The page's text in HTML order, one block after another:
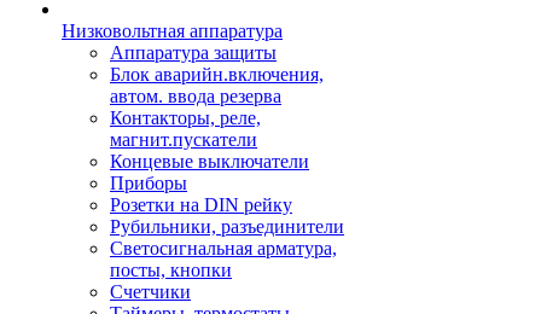
Низковольтная аппаратура
Аппаратура защиты
Блок аварийн.включения,
автом. ввода резерва
Контакторы, реле,
магнит.пускатели
Концевые выключатели
Приборы
Розетки на DIN рейку
Рубильники, разъединители
Светосигнальная арматура,
посты, кнопки
Счетчики